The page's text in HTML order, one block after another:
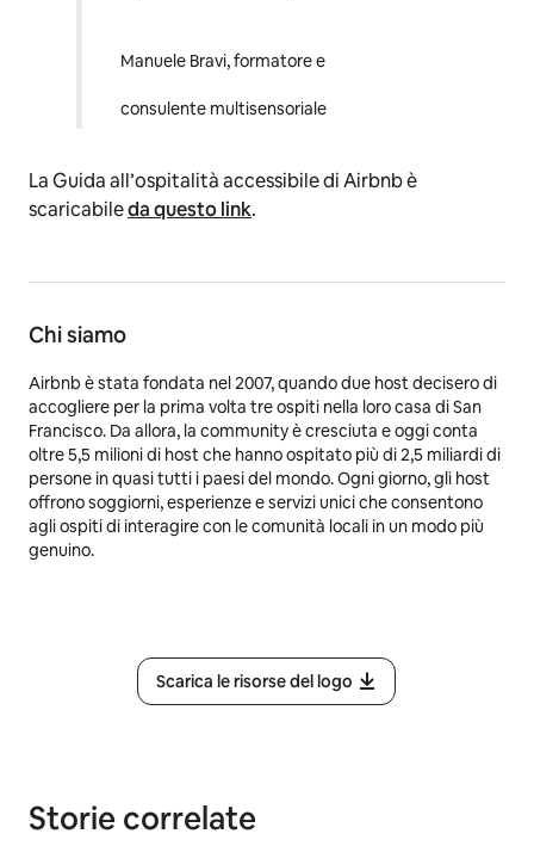
Manuele Bravi, formatore e
consulente multisensoriale
La Guida all’ospitalità accessibile di Airbnb è
scaricabileda questo link.
Chi siamo
Airbnb è stata fondata nel 2007, quando due host decisero di
accogliere per la prima volta tre ospiti nella loro casa di San
Francisco. Da allora, la community è cresciuta e oggi conta
oltre 5,5 milioni di host che hanno ospitato più di 2,5 miliardi di
persone in quasi tutti i paesi del mondo. Ogni giorno, gli host
offrono soggiorni, esperienze e servizi unici che consentono
agli ospiti di interagire con le comunità locali in un modo più
genuino.
Scarica le risorse del logo
Storie correlate